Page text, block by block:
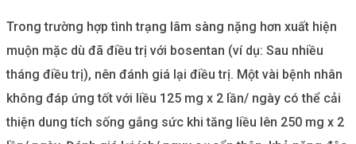
Trong trường hợp tình trạng lâm sàng nặng hơn xuất hiện
muộn mặc dù đã điều trị với bosentan (ví dụ: Sau nhiều
tháng điều trị), nên đánh giá lại điều trị. Một vài bệnh nhân
không đáp ứng tốt với liều 125 mg x 2 lần/ ngày có thể cải
thiện dung tích sống gắng sức khi tăng liều lên 250 mg x 2